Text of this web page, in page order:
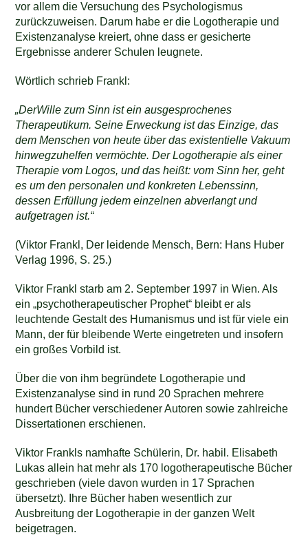
vor allem die Versuchung des Psychologismus
zurückzuweisen. Darum habe er die Logotherapie und
Existenzanalyse kreiert, ohne dass er gesicherte
Ergebnisse anderer Schulen leugnete.
Wörtlich schrieb Frankl:
„DerWille zum Sinn ist ein ausgesprochenes
Therapeutikum. Seine Erweckung ist das Einzige, das
dem Menschen von heute über das existentielle Vakuum
hinwegzuhelfen vermöchte. Der Logotherapie als einer
Therapie vom Logos, und das heißt: vom Sinn her, geht
es um den personalen und konkreten Lebenssinn,
dessen Erfüllung jedem einzelnen abverlangt und
aufgetragen ist.“
(Viktor Frankl, Der leidende Mensch, Bern: Hans Huber
Verlag 1996, S. 25.)
Viktor Frankl starb am 2. September 1997 in Wien. Als
ein „psychotherapeutischer Prophet“ bleibt er als
leuchtende Gestalt des Humanismus und ist für viele ein
Mann, der für bleibende Werte eingetreten und insofern
ein großes Vorbild ist.
Über die von ihm begründete Logotherapie und
Existenzanalyse sind in rund 20 Sprachen mehrere
hundert Bücher verschiedener Autoren sowie zahlreiche
Dissertationen erschienen.
Viktor Frankls namhafte Schülerin, Dr. habil. Elisabeth
Lukas allein hat mehr als 170 logotherapeutische Bücher
geschrieben (viele davon wurden in 17 Sprachen
übersetzt). Ihre Bücher haben wesentlich zur
Ausbreitung der Logotherapie in der ganzen Welt
beigetragen.